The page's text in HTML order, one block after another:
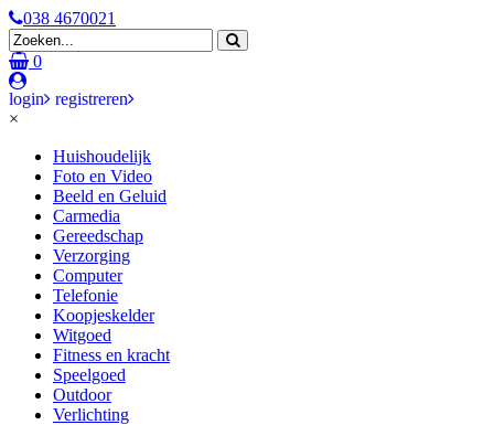
038 4670021
0
login
registreren
×
Huishoudelijk
Foto en Video
Beeld en Geluid
Carmedia
Gereedschap
Verzorging
Computer
Telefonie
Koopjeskelder
Witgoed
Fitness en kracht
Speelgoed
Outdoor
Verlichting